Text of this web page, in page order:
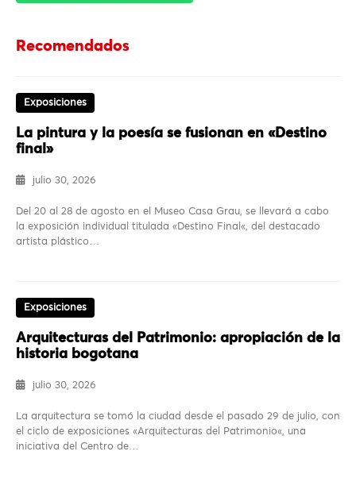
Recomendados
Exposiciones
La pintura y la poesía se fusionan en «Destino
final»
julio 30, 2026
Del 20 al 28 de agosto en el Museo Casa Grau, se llevará a cabo
la exposición individual titulada «Destino Final«, del destacado
artista plástico…
Exposiciones
Arquitecturas del Patrimonio: apropiación de la
historia bogotana
julio 30, 2026
La arquitectura se tomó la ciudad desde el pasado 29 de julio, con
el ciclo de exposiciones «Arquitecturas del Patrimonio«, una
iniciativa del Centro de…